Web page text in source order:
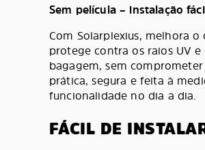
Sem película – instalação
Com Solarplexius, melhora
protege contra os raios UV
bagagem, sem
prática, segura e feita à
funcionalidade no dia a dia.
FÁCIL DE